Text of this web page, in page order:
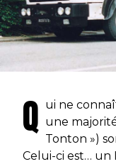
Q ui ne
une
Tonton »)
Celui-ci est… un